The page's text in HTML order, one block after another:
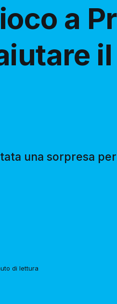
a
una sorpresa
di lettura